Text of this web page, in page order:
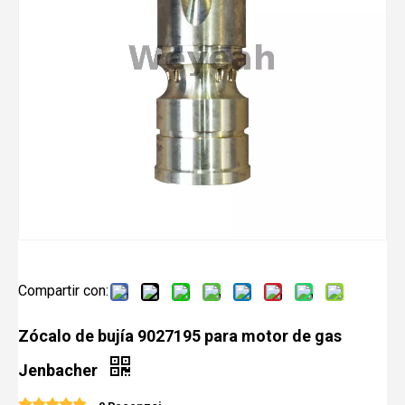
Compartir con:
Zócalo de bujía 9027195 para motor de gas
Jenbacher